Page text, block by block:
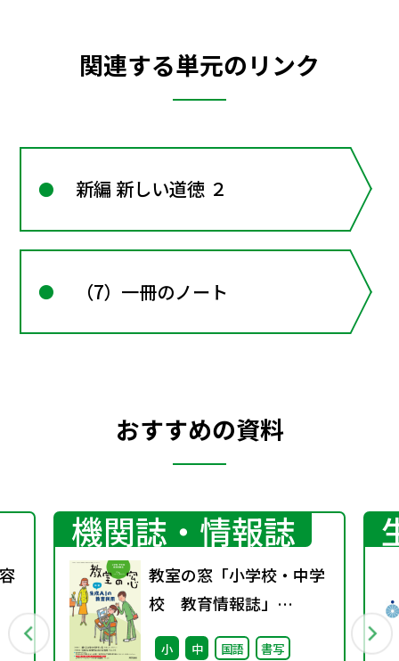
関連する単元のリンク
新編 新しい道徳 ２
（7）一冊のノート
おすすめの資料
機関誌・情報誌
教室の窓「小学校・中学
校 教育情報誌」
vol.75 2025年4月発行
小 中 国語
書写